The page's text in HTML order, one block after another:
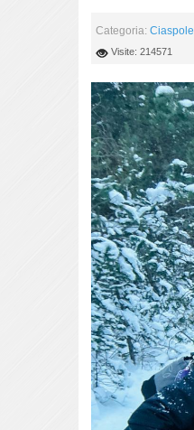
Categoria:Ciaspole
Visite: 214571